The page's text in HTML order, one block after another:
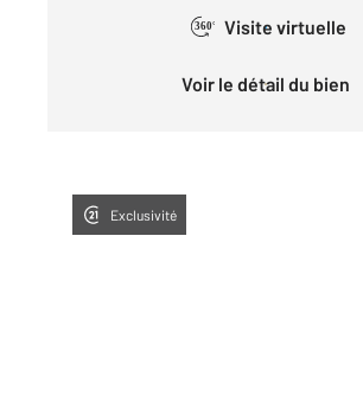
360° Visite virtuelle
Voir le détail du bien
Exclusivité